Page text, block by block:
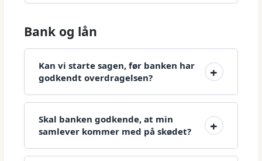
Bank og lån
Kan vi starte sagen, før banken har
godkendt overdragelsen?
Skal banken godkende, at min
samlever kommer med på skødet?